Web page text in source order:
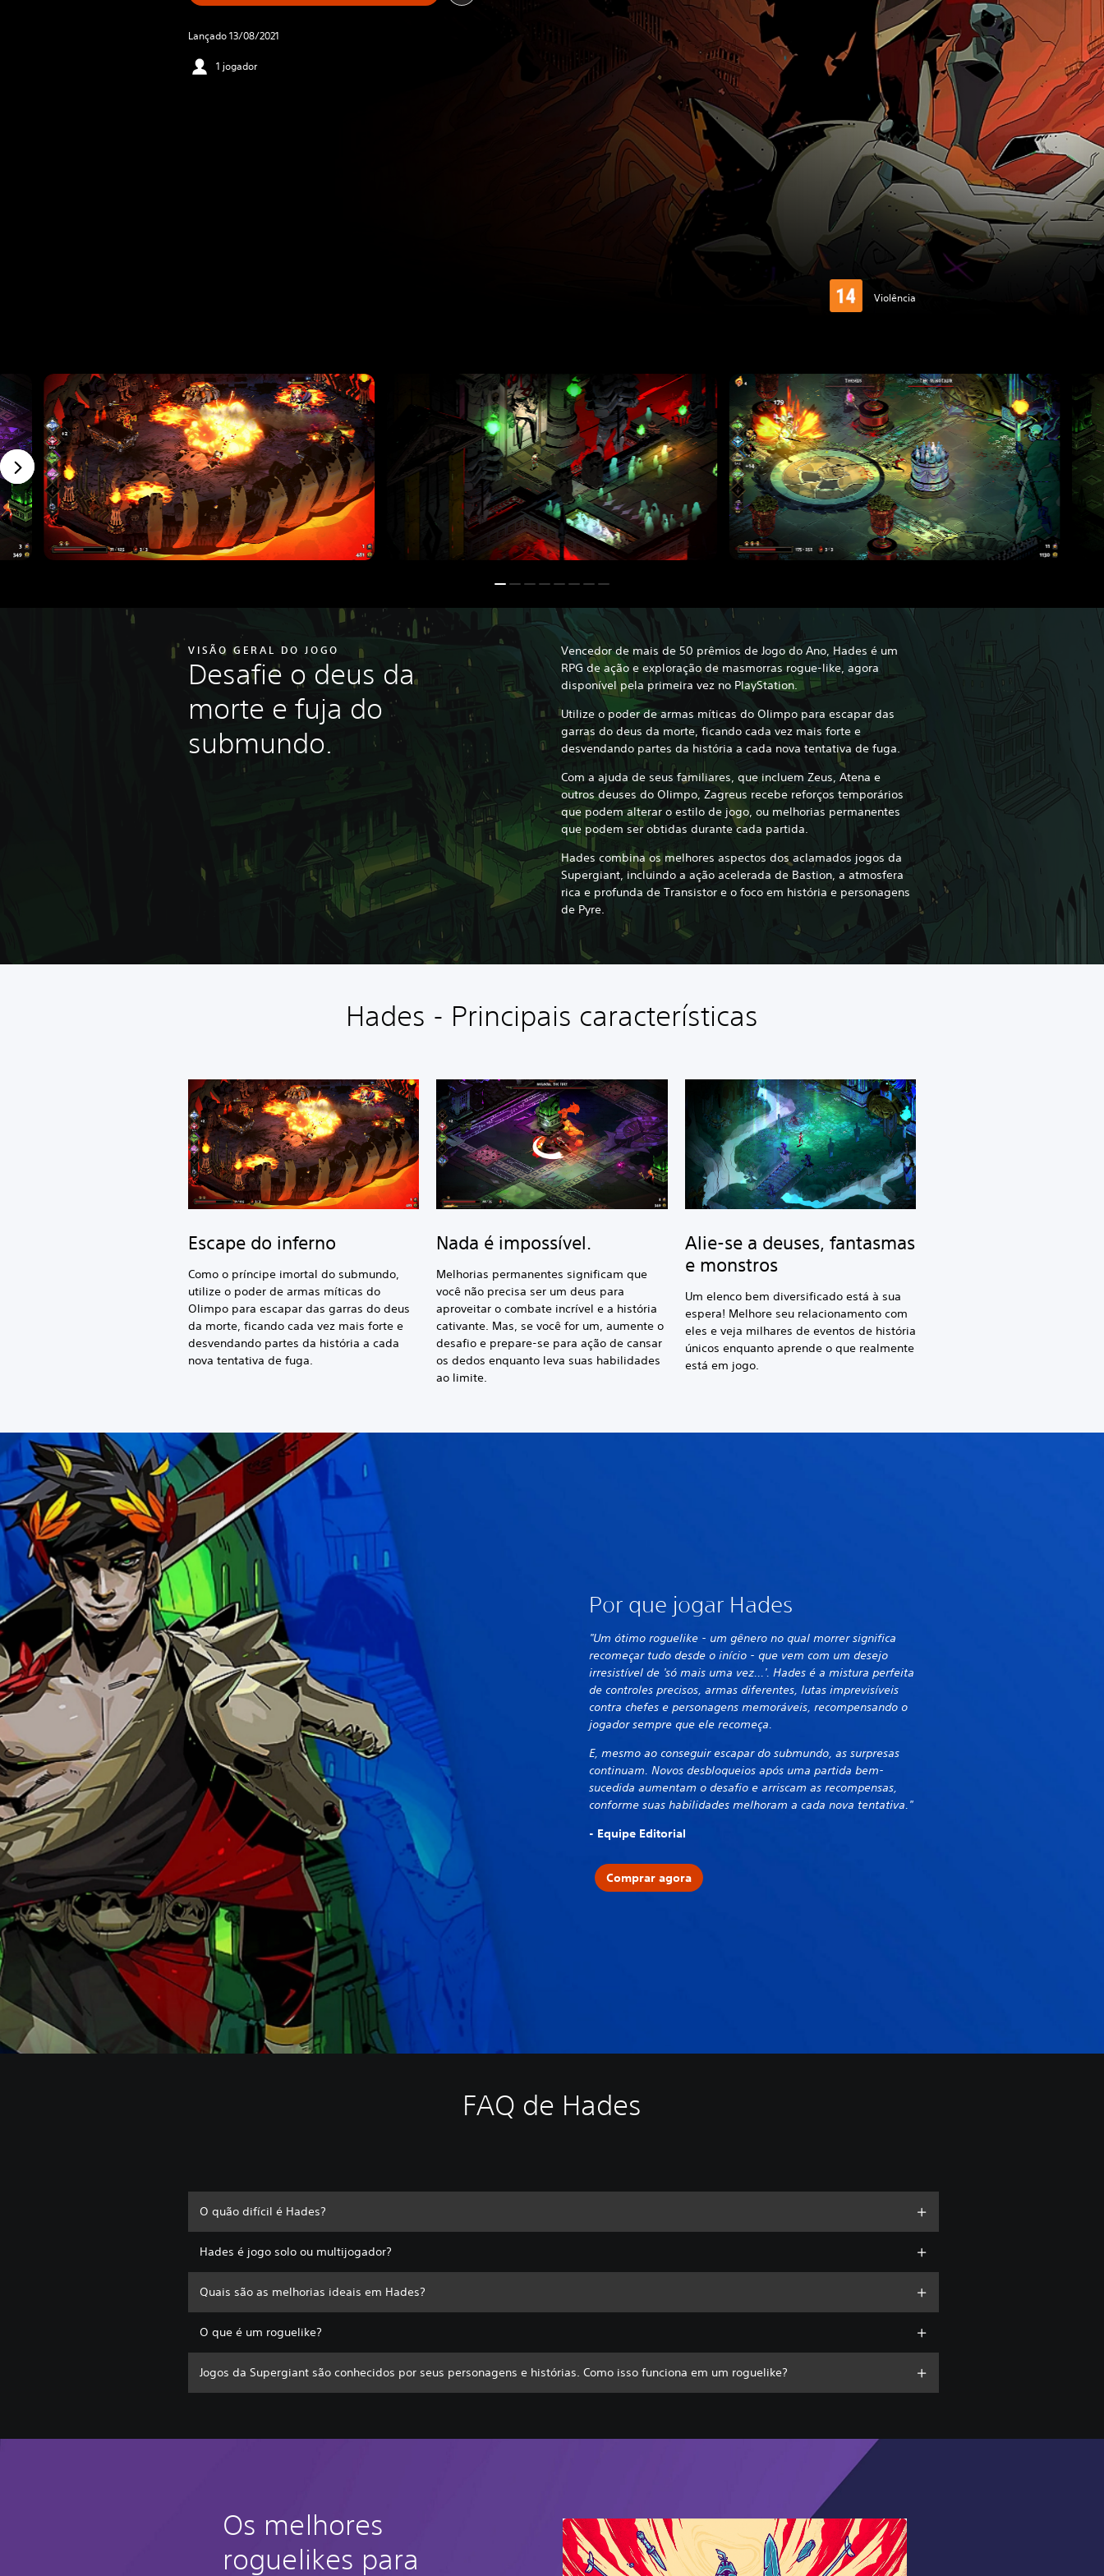
Lançado 13/08/2021
1 jogador
Violência
VISÃO GERAL DO JOGO
Desafie o deus da
morte e fuja do
submundo.
Vencedor de mais de 50 prêmios de Jogo do Ano, Hades é um
RPG de ação e exploração de masmorras rogue-like, agora
disponível pela primeira vez no PlayStation.
Utilize o poder de armas míticas do Olimpo para escapar das
garras do deus da morte, ficando cada vez mais forte e
desvendando partes da história a cada nova tentativa de fuga.
Com a ajuda de seus familiares, que incluem Zeus, Atena e
outros deuses do Olimpo, Zagreus recebe reforços temporários
que podem alterar o estilo de jogo, ou melhorias permanentes
que podem ser obtidas durante cada partida.
Hades combina os melhores aspectos dos aclamados jogos da
Supergiant, incluindo a ação acelerada de Bastion, a atmosfera
rica e profunda de Transistor e o foco em história e personagens
de Pyre.
Hades - Principais características
Escape do inferno
Como o príncipe imortal do submundo,
utilize o poder de armas míticas do
Olimpo para escapar das garras do deus
da morte, ficando cada vez mais forte e
desvendando partes da história a cada
nova tentativa de fuga.
Nada é impossível.
Melhorias permanentes significam que
você não precisa ser um deus para
aproveitar o combate incrível e a história
cativante. Mas, se você for um, aumente o
desafio e prepare-se para ação de cansar
os dedos enquanto leva suas habilidades
ao limite.
Alie-se a deuses, fantasmas
e monstros
Um elenco bem diversificado está à sua
espera! Melhore seu relacionamento com
eles e veja milhares de eventos de história
únicos enquanto aprende o que realmente
está em jogo.
Por que jogar Hades
"Um ótimo roguelike - um gênero no qual morrer significa
recomeçar tudo desde o início - que vem com um desejo
irresistível de 'só mais uma vez...'. Hades é a mistura perfeita
de controles precisos, armas diferentes, lutas imprevisíveis
contra chefes e personagens memoráveis, recompensando o
jogador sempre que ele recomeça.
E, mesmo ao conseguir escapar do submundo, as surpresas
continuam. Novos desbloqueios após uma partida bem-
sucedida aumentam o desafio e arriscam as recompensas,
conforme suas habilidades melhoram a cada nova tentativa."
- Equipe Editorial
Comprar agora
FAQ de Hades
O quão difícil é Hades?
Hades é jogo solo ou multijogador?
Quais são as melhorias ideais em Hades?
O que é um roguelike?
Jogos da Supergiant são conhecidos por seus personagens e histórias. Como isso funciona em um roguelike?
Os melhores
roguelikes para